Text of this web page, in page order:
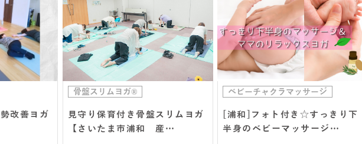
改善ヨガ
骨盤スリムヨガ®
見守り保育付き骨盤スリムヨガ
【さいたま市浦和 産…
ベビーチャクラマッサージ
[浦和]フォト付き☆すっきり下
半身のベビーマッサージ…